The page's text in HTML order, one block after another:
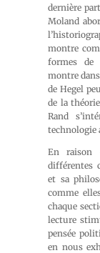
dernière
Moland
montre
formes de
montre
de Hegel
de la
Rand
technologie
En raison
différentes
et sa
comme
chaque
lecture
pensée
en nous